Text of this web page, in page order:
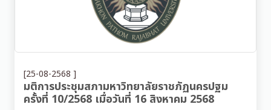
[25-08-2568 ]
มติการประชุมสภามหาวิทยาลัยราชภัฏนครปฐม
ครั้งที่ 10/2568 เมื่อวันที่ 16 สิงหาคม 2568